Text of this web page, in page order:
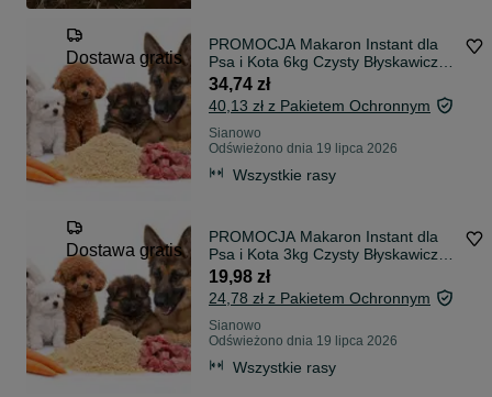
Dostawa gratis
PROMOCJA Makaron Instant dla
Psa i Kota 6kg Czysty Błyskawiczny
Karma
34,74 zł
40,13 zł z Pakietem Ochronnym
Sianowo
Odświeżono dnia 19 lipca 2026
Wszystkie rasy
Dostawa gratis
PROMOCJA Makaron Instant dla
Psa i Kota 3kg Czysty Błyskawiczny
Karma
19,98 zł
24,78 zł z Pakietem Ochronnym
Sianowo
Odświeżono dnia 19 lipca 2026
Wszystkie rasy